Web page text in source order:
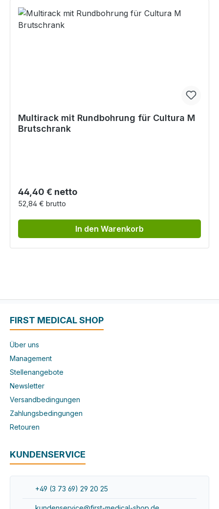
Multirack mit Rundbohrung für Cultura M
Brutschrank
Regulärer Preis:
44,40 € netto
52,84 € brutto
In den Warenkorb
FIRST MEDICAL SHOP
Über uns
Management
Stellenangebote
Newsletter
Versandbedingungen
Zahlungsbedingungen
Retouren
KUNDENSERVICE
+49 (3 73 69) 29 20 25